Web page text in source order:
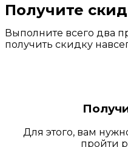
Получите
Выполните всего два
получить скидку
Для этого, вам
пройти